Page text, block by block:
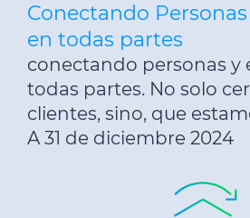
Conectando
en todas partes
conectando personas y
todas partes. No solo
clientes, sino, que
A 31 de diciembre 2024